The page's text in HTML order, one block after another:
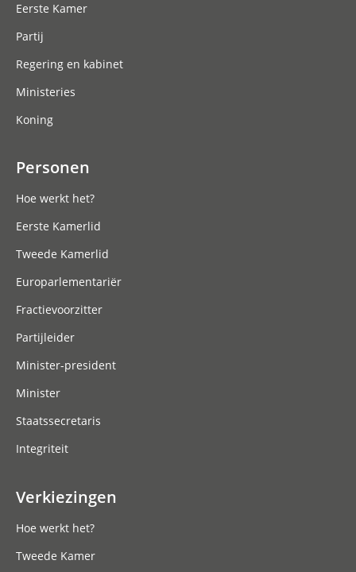
Eerste Kamer
Partij
Regering en kabinet
Ministeries
Koning
Personen
Hoe werkt het?
Eerste Kamerlid
Tweede Kamerlid
Europarlementariër
Fractievoorzitter
Partijleider
Minister-president
Minister
Staatssecretaris
Integriteit
Verkiezingen
Hoe werkt het?
Tweede Kamer